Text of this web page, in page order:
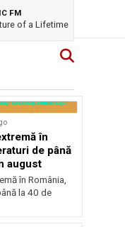
FM
of a Lifetime
în
de până
august
în România,
la 40 de